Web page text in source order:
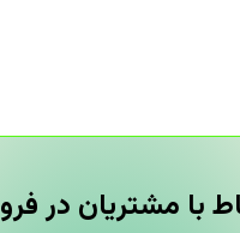
با مشتریان در